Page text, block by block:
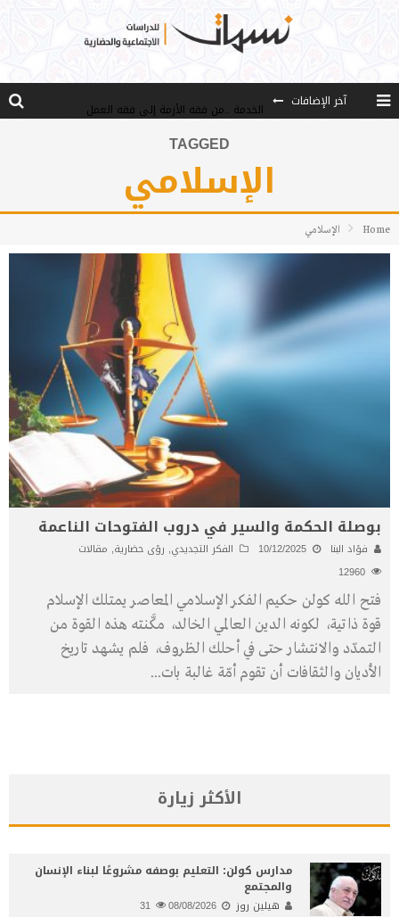
آخر الإضافات
الخدمة ..من فقه الأزمة إلى فقه العمل
مصادر العلم وسببه
مدارس كولن: التعليم بوصفه مشروعًا لبناء الإنسان والمجتمع
TAGGED
الإسلامي
Home الإسلامي
بوصلة الحكمة والسير في دروب الفتوحات الناعمة
فؤاد البنا 10/12/2025 الفكر التجديدي, رؤى حضارية, مقالات
فتح الله كولن حكيم الفكر الإسلامي المعاصر يمتلك الإسلام
قوة ذاتية، لكونه الدين العالمي الخالد، مكَّنته هذه القوة من
التمدّد والانتشار حتى في أحلك الظروف، فلم يشهد تاريخ
الأديان والثقافات أن تقوم أمّة غالبة بات...
الأكثر زيارة
مدارس كولن: التعليم بوصفه مشروعًا لبناء الإنسان
والمجتمع
هيلين روز 08/08/2026